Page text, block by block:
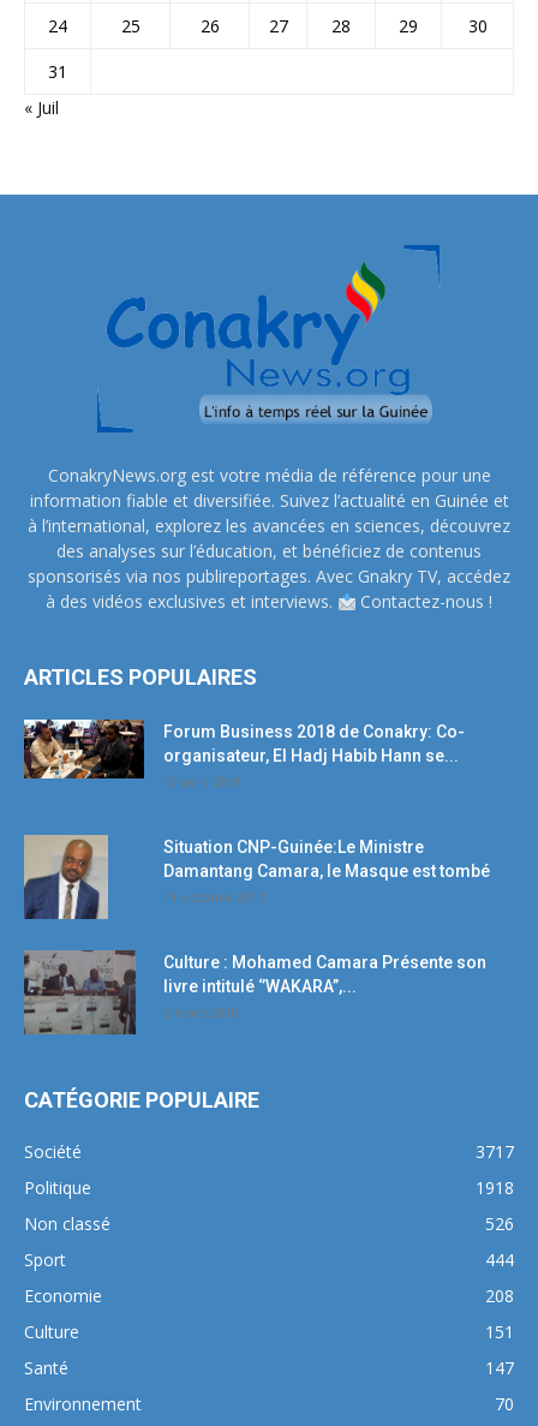
24
25 26 27 28 29
30
31
« Juil
ConakryNews.org est votre média de référence pour une
information fiable et diversifiée. Suivez l’actualité en Guinée et
à l’international, explorez les avancées en sciences, découvrez
des analyses sur l’éducation, et bénéficiez de contenus
sponsorisés via nos publireportages. Avec Gnakry TV, accédez
à des vidéos exclusives et interviews.
Contactez-nous !
ARTICLES POPULAIRES
Forum Business 2018 de Conakry: Co-
organisateur, El Hadj Habib Hann se...
19 avril 2018
Situation CNP-Guinée:Le Ministre
Damantang Camara, le Masque est tombé
11 octobre 2017
Culture : Mohamed Camara Présente son
livre intitulé ‘’WAKARA’’,...
5 mars 2018
CATÉGORIE POPULAIRE
Société
3717
Politique
1918
Non classé
526
Sport
444
Economie
208
Culture
151
Santé
147
Environnement
70